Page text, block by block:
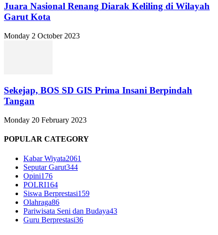
Juara Nasional Renang Diarak Keliling di Wilayah
Garut Kota
Monday 2 October 2023
Sekejap, BOS SD GIS Prima Insani Berpindah
Tangan
Monday 20 February 2023
POPULAR CATEGORY
Kabar Wiyata2061
Seputar Garut344
Opini176
POLRI164
Siswa Berprestasi159
Olahraga86
Pariwisata Seni dan Budaya43
Guru Berprestasi36